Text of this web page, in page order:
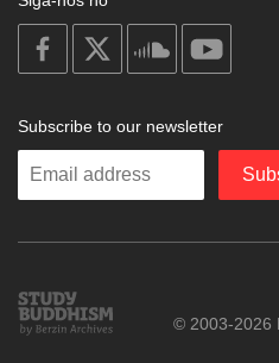
on
facebook
soundcloud
Subscribe to our newsletter
Enter
Study
Buddhism
© 2003-2026